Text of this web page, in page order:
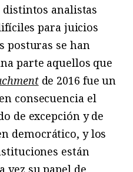
distintos analistas
para juicios
posturas se han
parte aquellos que
de 2016 fue un
consecuencia el
de excepción y de
democrático, y los
están
vez su papel de